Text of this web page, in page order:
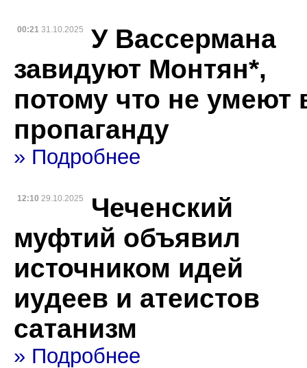
00:21 31.10.2025
У Вассермана
завидуют Монтян*,
потому что не умеют
пропаганду
» Подробнее
12:10 29.10.2025
Чеченский
муфтий объявил
источником идей
иудеев и атеистов
сатанизм
» Подробнее